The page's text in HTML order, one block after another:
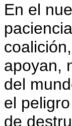
En el
apoyan,
del
el
de